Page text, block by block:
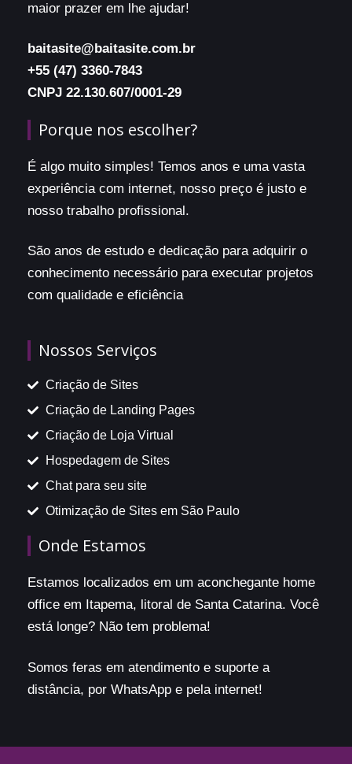
maior prazer em lhe ajudar!
baitasite@baitasite.com.br
+55 (47) 3360-7843
CNPJ 22.130.607/0001-29
Porque nos escolher?
É algo muito simples! Temos anos e uma vasta
experiência com internet, nosso preço é justo e
nosso trabalho profissional.
São anos de estudo e dedicação para adquirir o
conhecimento necessário para executar projetos
com qualidade e eficiência
Nossos Serviços
Criação de Sites
Criação de Landing Pages
Criação de Loja Virtual
Hospedagem de Sites
Chat para seu site
Otimização de Sites em São Paulo
Onde Estamos
Estamos localizados em um aconchegante home
office em Itapema, litoral de Santa Catarina. Você
está longe? Não tem problema!
Somos feras em atendimento e suporte a
distância, por WhatsApp e pela internet!